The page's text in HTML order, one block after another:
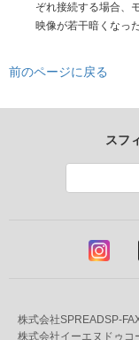
ぞれ接続する場合、
映像が若干暗くなっ
前のページに戻る
スフ
株式会社SPREADSP-
株式会社イーエヌドゥコ